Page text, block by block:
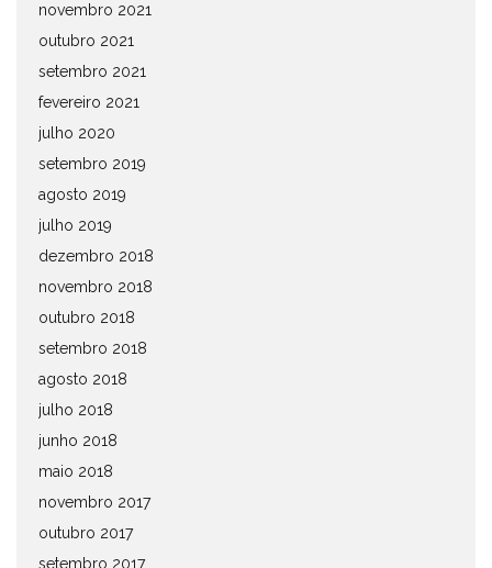
novembro 2021
outubro 2021
setembro 2021
fevereiro 2021
julho 2020
setembro 2019
agosto 2019
julho 2019
dezembro 2018
novembro 2018
outubro 2018
setembro 2018
agosto 2018
julho 2018
junho 2018
maio 2018
novembro 2017
outubro 2017
setembro 2017